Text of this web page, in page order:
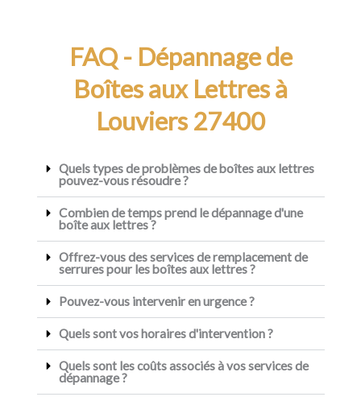
FAQ - Dépannage de
Boîtes aux Lettres à
Louviers 27400
Quels types de problèmes de boîtes aux lettres
pouvez-vous résoudre ?
Combien de temps prend le dépannage d'une
boîte aux lettres ?
Offrez-vous des services de remplacement de
serrures pour les boîtes aux lettres ?
Pouvez-vous intervenir en urgence ?
Quels sont vos horaires d'intervention ?
Quels sont les coûts associés à vos services de
dépannage ?